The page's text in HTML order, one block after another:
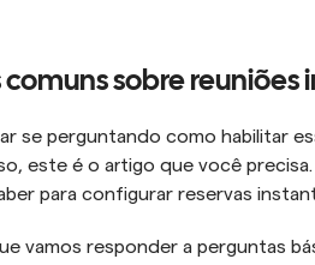
comuns sobre
se perguntando como habilitar
este é o artigo que você
para configurar reservas
vamos responder a perguntas